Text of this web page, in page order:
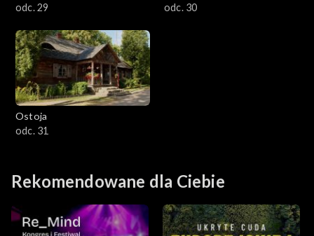
odc. 29
odc. 30
Ostoja
odc. 31
Rekomendowane dla Ciebie